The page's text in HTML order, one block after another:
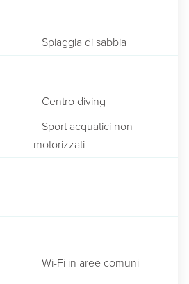
Spiaggia di sabbia
Centro diving
Sport acquatici non
motorizzati
Wi-Fi in aree comuni